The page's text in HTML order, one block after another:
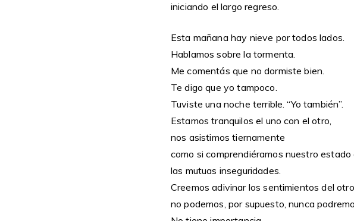
iniciando el largo regreso.
Esta mañana hay nieve por todos lados.
Hablamos sobre la tormenta.
Me comentás que no dormiste bien.
Te digo que yo tampoco.
Tuviste una noche terrible. “Yo también”.
Estamos tranquilos el uno con el otro,
nos asistimos tiernamente
como si comprendiéramos nuestro estado
las mutuas inseguridades.
Creemos adivinar los sentimientos del
no podemos, por supuesto, nunca